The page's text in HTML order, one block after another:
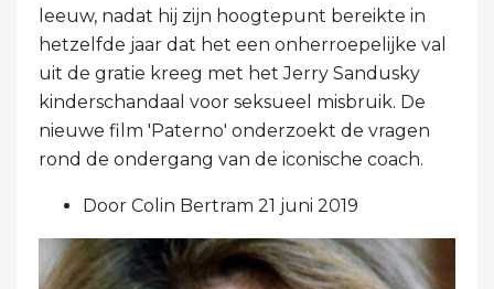
leeuw, nadat hij zijn hoogtepunt bereikte in
hetzelfde jaar dat het een onherroepelijke val
uit de gratie kreeg met het Jerry Sandusky
kinderschandaal voor seksueel misbruik. De
nieuwe film 'Paterno' onderzoekt de vragen
rond de ondergang van de iconische coach.
Door Colin Bertram 21 juni 2019